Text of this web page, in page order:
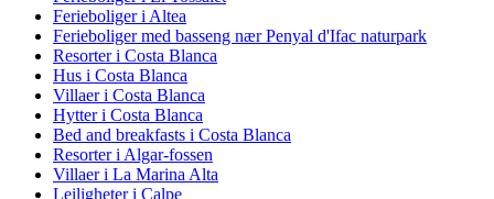
Ferieboliger i Altea
Ferieboliger med basseng nær Penyal d'Ifac naturpark
Resorter i Costa Blanca
Hus i Costa Blanca
Villaer i Costa Blanca
Hytter i Costa Blanca
Bed and breakfasts i Costa Blanca
Resorter i Algar-fossen
Villaer i La Marina Alta
Leiligheter i Calpe